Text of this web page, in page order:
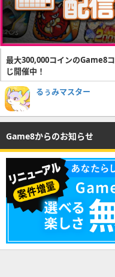
最大300,000コインのGame8
じ開催中！
るぅみマスター
Game8からのお知らせ